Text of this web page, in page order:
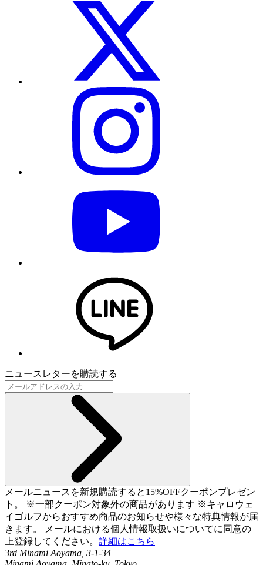
ニュースレターを購読する
メールニュースを新規購読すると15%OFFクーポンプレゼン
ト。 ※一部クーポン対象外の商品があります ※キャロウェ
イゴルフからおすすめ商品のお知らせや様々な特典情報が届
きます。 メールにおける個人情報取扱いについてに同意の
上登録してください。 詳細はこちら
3rd Minami Aoyama, 3-1-34